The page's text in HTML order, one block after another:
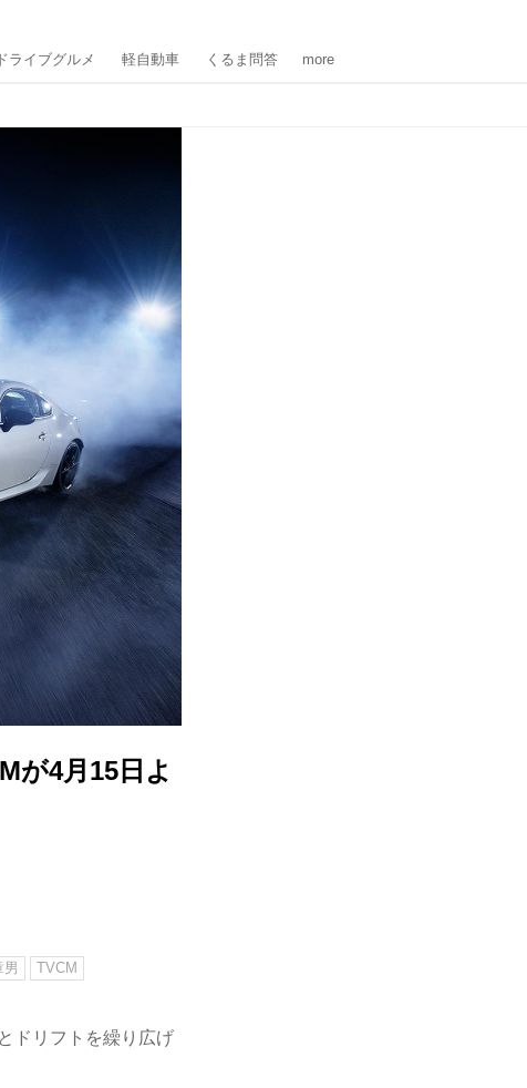
ドライブグルメ 軽自動車 くるま問答 more
が4月15日よ
男 TVCM
ドリフトを繰り広げ